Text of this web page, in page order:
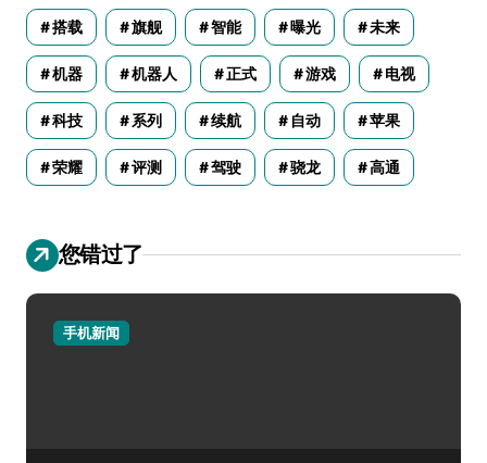
搭载 旗舰 智能 曝光 未来
机器 机器人 正式 游戏 电视
科技 系列 续航 自动 苹果
荣耀 评测 驾驶 骁龙 高通
您错过了
手机新闻